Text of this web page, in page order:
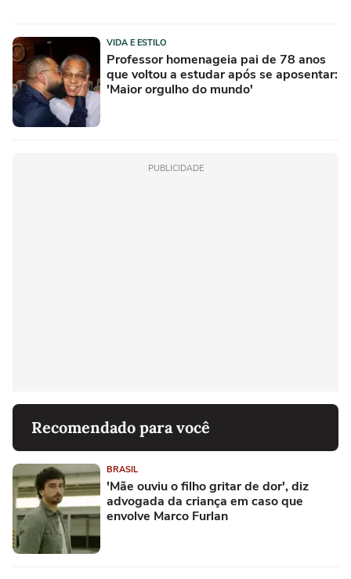
VIDA E ESTILO
Professor homenageia pai de 78 anos
que voltou a estudar após se aposentar:
'Maior orgulho do mundo'
PUBLICIDADE
Recomendado para você
BRASIL
'Mãe ouviu o filho gritar de dor', diz
advogada da criança em caso que
envolve Marco Furlan